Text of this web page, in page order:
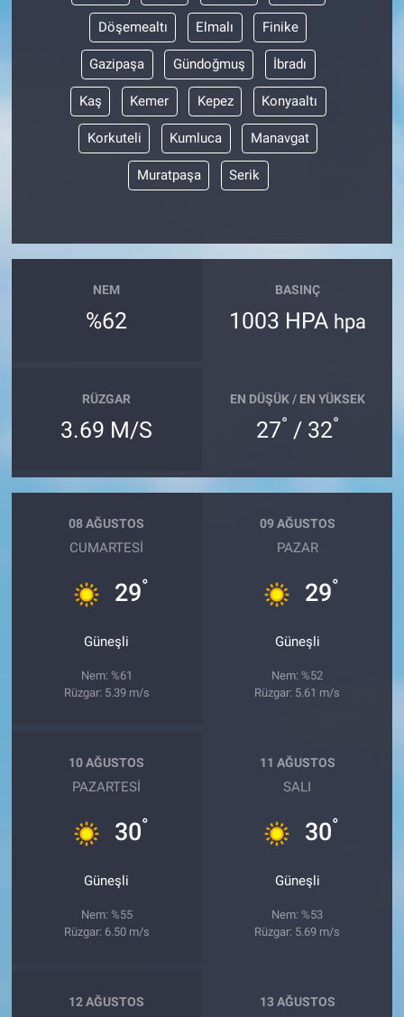
Döşemealtı Elmalı Finike
Gazipaşa Gündoğmuş İbradı
Kaş Kemer Kepez Konyaaltı
Korkuteli Kumluca Manavgat
Muratpaşa Serik
NEM
%62
BASINÇ
1003 HPA hpa
RÜZGAR
3.69 M/S
EN DÜŞÜK / EN YÜKSEK
27° / 32°
08 AĞUSTOS
CUMARTESI
29°
Güneşli
Nem: %61
Rüzgar: 5.39 m/s
09 AĞUSTOS
PAZAR
29°
Güneşli
Nem: %52
Rüzgar: 5.61 m/s
10 AĞUSTOS
PAZARTESI
30°
Güneşli
Nem: %55
Rüzgar: 6.50 m/s
11 AĞUSTOS
SALI
30°
Güneşli
Nem: %53
Rüzgar: 5.69 m/s
12 AĞUSTOS 13 AĞUSTOS